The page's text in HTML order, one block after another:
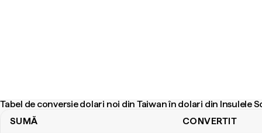
Tabel de conversie dolari noi din Taiwan în dolari din Insulele
SUMĂ CONVERTIT